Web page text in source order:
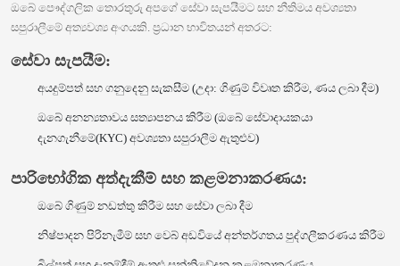
ඔබේ පෞද්ගලික තොරතුරු අපගේ සේවා සැපයීමට සහ නීතිමය අවශ්‍යතා
සපුරාලීමේ අත්‍යවශ්‍ය අංගයකි. ප්‍රධාන භාවිතයන් අතරට:
සේවා සැපයීම:
අයදුම්පත් සහ ගනුදෙනු සැකසීම (උදා: ගිණුම් විවෘත කිරීම, ණය ලබා දීම)
ඔබේ අනන්‍යතාවය සත්‍යාපනය කිරීම (ඔබේ සේවාදායකයා
දැනගැනීමේ(KYC) අවශ්‍යතා සපුරාලීම ඇතුළුව)
පාරිභෝගික අත්දැකීම් සහ කළමනාකරණය:
ඔබේ ගිණුම් නඩත්තු කිරීම සහ සේවා ලබා දීම
නිෂ්පාදන පිරිනැමීම් සහ වෙබ් අඩවියේ අන්තර්ගතය පුද්ගලීකරණය කිරීම